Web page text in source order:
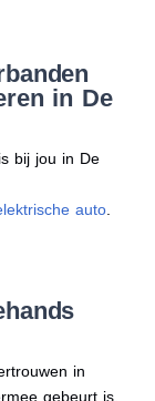
in De
bij jou in De
auto.
in
gebeurt is.